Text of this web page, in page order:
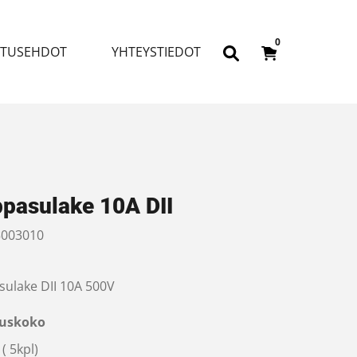
YHTEYSTIEDOT
0
10A DII
DII 10A 500V
( 5kpl)